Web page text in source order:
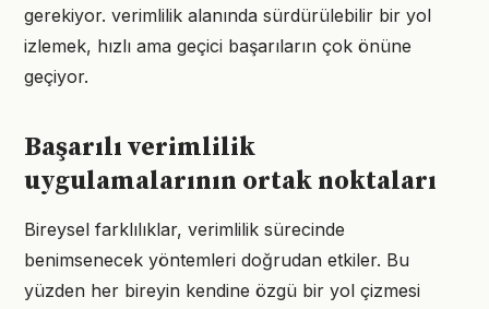
gerekiyor. verimlilik alanında sürdürülebilir bir yol
izlemek, hızlı ama geçici başarıların çok önüne
geçiyor.
Başarılı verimlilik
uygulamalarının ortak noktaları
Bireysel farklılıklar, verimlilik sürecinde
benimsenecek yöntemleri doğrudan etkiler. Bu
yüzden her bireyin kendine özgü bir yol çizmesi